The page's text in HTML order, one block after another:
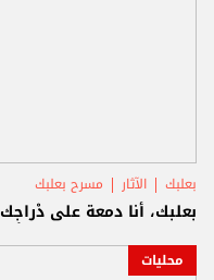
بعلبك الآثار مسرح بعلبك
بعلبك، أنا دمعة على دْراجِك
محليات